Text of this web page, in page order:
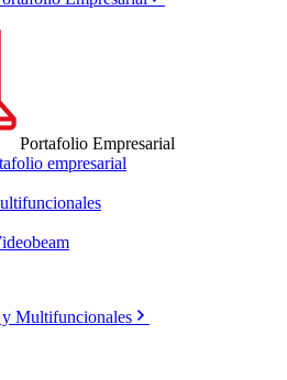
Portafolio Empresarial
empresarial
y Multifuncionales